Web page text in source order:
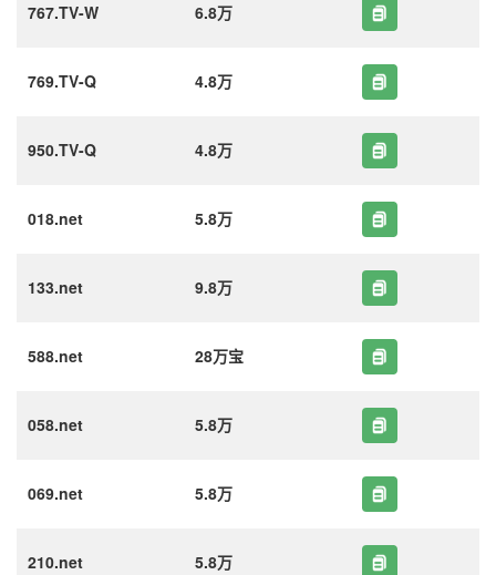
767.TV-W 6.8万
769.TV-Q 4.8万
950.TV-Q 4.8万
018.net 5.8万
133.net 9.8万
588.net 28万宝
058.net 5.8万
069.net 5.8万
210.net 5.8万